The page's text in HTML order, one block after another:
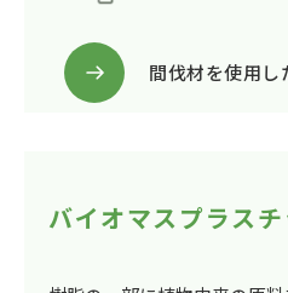
間伐材を使用し
バイオマスプラスチ